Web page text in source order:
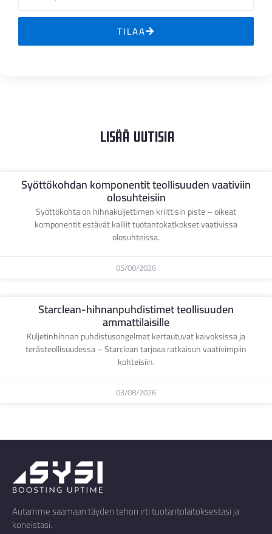
TILAA
Lisää Uutisia
Syöttökohdan komponentit teollisuuden vaativiin
olosuhteisiin
Syöttökohta on hihnakuljettimen kriittisin piste – oikeat
komponentit estävät kalliit tuotantokatkokset vaativissa
olosuhteissa.
05/08/2026
Starclean-hihnanpuhdistimet teollisuuden
ammattilaisille
Kuljetinhihnan puhdistusongelmat kertautuvat kaivoksissa ja
terästeollisuudessa – Starclean tarjoaa ratkaisun vaativimpiin
kohteisiin.
03/08/2026
Autamme saamaan täyden tehon irti tuotantolaitoksestasi ja
koneistasi.